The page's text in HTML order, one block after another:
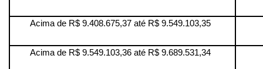
Acima de R$ 9.408.675,37 até R$ 9.549.103,35
Acima de R$ 9.549.103,36 até R$ 9.689.531,34